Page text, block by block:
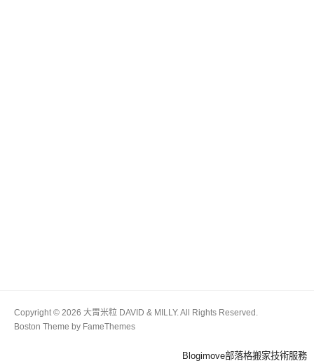
Copyright © 2026 大胃米粒 DAVID & MILLY. All Rights Reserved.
Boston Theme by FameThemes
Blogimove部落格搬家技術服務